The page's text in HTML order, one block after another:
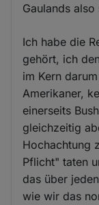
Gaulands also
Ich habe die
gehört, ich
im Kern
Amerikaner,
einerseits
gleichzeitig
Hochachtung
Pflicht" taten
das über
wie wir das